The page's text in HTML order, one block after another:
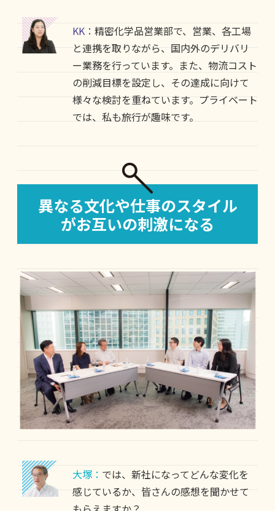
KK： 精密化学品営業部で、営業、各工場
と連携を取りながら、国内外のデリバリ
ー業務を行っています。また、物流コスト
の削減目標を設定し、その達成に向けて
様々な検討を重ねています。プライベート
では、私も旅行が趣味です。
異なる文化や仕事のスタイル
がお互いの刺激になる
大塚： では、新社になってどんな変化を
感じているか、皆さんの感想を聞かせて